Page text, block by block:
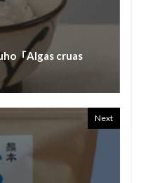
「Algas cruas
Next